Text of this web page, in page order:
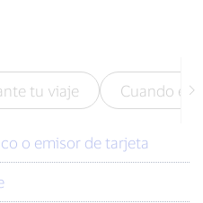
tu viaje Cuando
o emisor de tarjeta